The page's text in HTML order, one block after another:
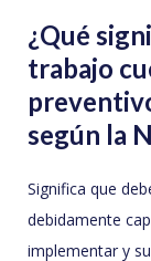
¿Qué
trabajo
según la
Significa que
debidamente
implementar y